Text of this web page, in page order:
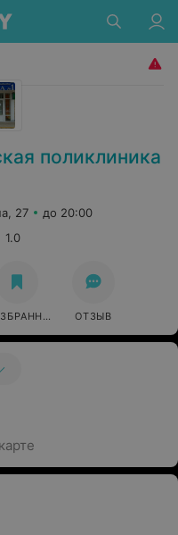
поликлиника
27
до 20:00
1.0
ОТЗЫВ